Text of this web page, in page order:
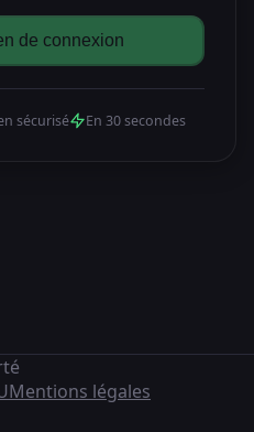
de connexion
sécurisé En 30 secondes
Mentions légales